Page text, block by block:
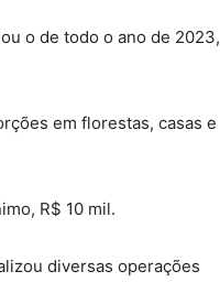
o de todo o ano de 2023,
em florestas, casas e
R$ 10 mil.
diversas operações